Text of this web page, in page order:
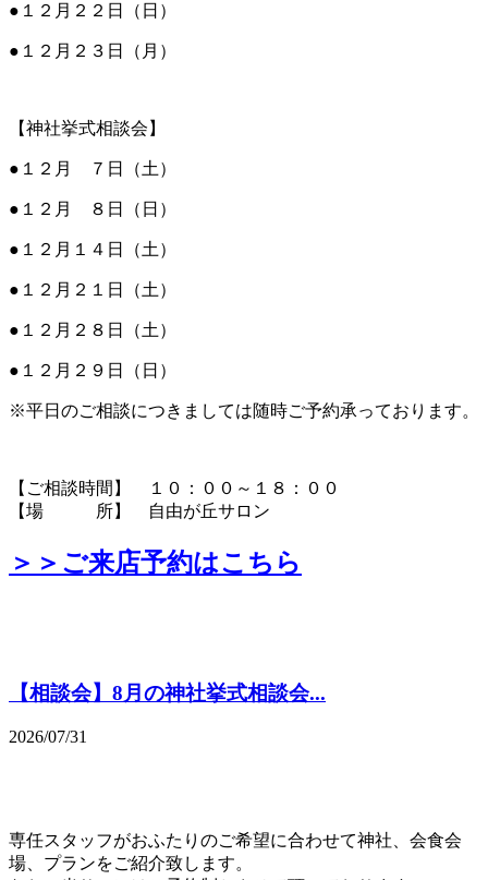
●１２月２２日（日）
●１２月２３日（月）
【神社挙式相談会】
●１２月 ７日（土）
●１２月 ８日（日）
●１２月１４日（土）
●１２月２１日（土）
●１２月２８日（土）
●１２月２９日（日）
※平日のご相談につきましては随時ご予約承っております。
【ご相談時間】 １０：００～１８：００
【場 所】 自由が丘サロン
＞＞ご来店予約はこちら
【相談会】8月の神社挙式相談会...
2026/07/31
専任スタッフがおふたりのご希望に合わせて神社、会食会
場、プランをご紹介致します。